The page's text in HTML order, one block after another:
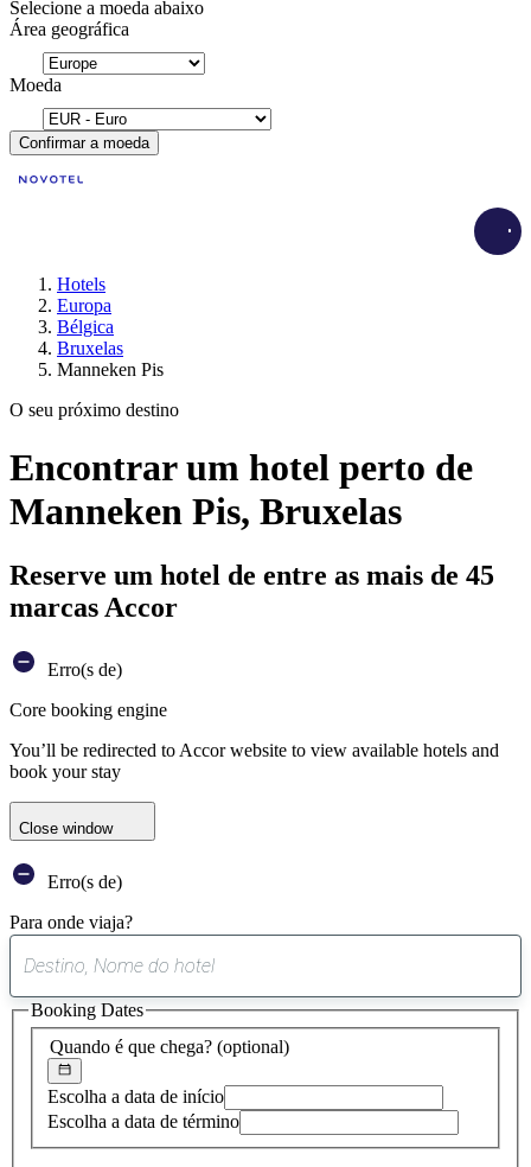
Selecione a moeda abaixo
Área geográfica
Moeda
Confirmar a moeda
Hotels
Europa
Bélgica
Bruxelas
Manneken Pis
O seu próximo destino
Encontrar um hotel perto de
Manneken Pis, Bruxelas
Reserve um hotel de entre as mais de 45
marcas Accor
Erro(s de)
Core booking engine
You’ll be redirected to Accor website to view available hotels and
book your stay
Close window
Erro(s de)
Para onde viaja?
sugestão
encontrada
Quando é que chega? (optional)
Escolha a data de início
Escolha a data de término
Booking Dates